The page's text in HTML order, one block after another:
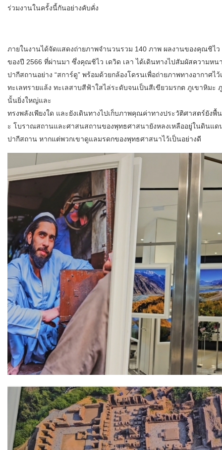
ร่วมงานในครั้งนี้กันอย่างคับคั่ง
ภายในงานได้จัดแสดงถ่ายภาพจำนวนรวม 140 ภาพ ผลงานของคุณชิไว
ของปี 2566 ที่ผ่านมา ซึ่งคุณชิไว เดวิด เลา ได้เดินทางไปสัมผัสความห
ปากีสถานอย่าง “สการ์ดู” พร้อมด้วยกล้องโดรนเพื่อถ่ายภาพทางอากาศ
ทะเลทรายแล้ง ทะเลสาบสีฟ้าใสไล่ระดับจนเป็นสีเขียวมรกต ภูเขาหิม
นั้นยิ่งใหญ่และ
ทรงพลังเพียงใด และยังเดินทางไปเก็บภาพคุณค่าทางประวัติศาสตร์ยั
ะ โบราณสถานและศาสนสถานของพุทธศาสนายังหลงเหลืออยู่ในดินแ
ปากีสถาน หากแต่พวกเขาดูแลมรดกของพุทธศาสนาไว้เป็นอย่างดี